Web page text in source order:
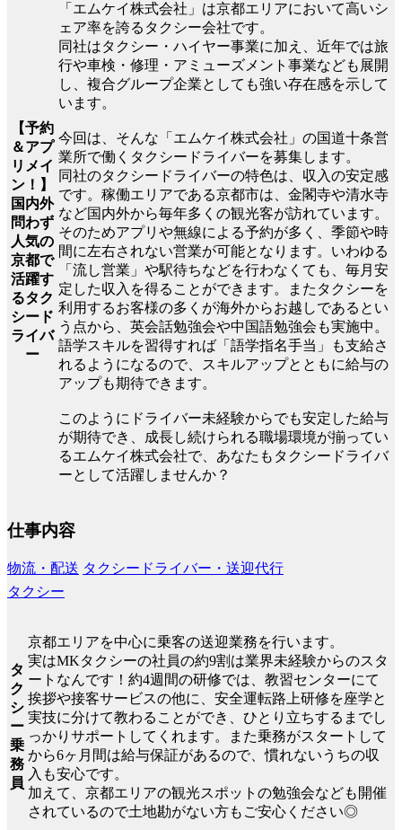
【予約
＆アプ
リメイ
ン！】
国内外
問わず
人気の
京都で
活躍す
るタク
シード
ライバ
ー
「エムケイ株式会社」は京都エリアにおいて高いシ
ェア率を誇るタクシー会社です。
同社はタクシー・ハイヤー事業に加え、近年では旅
行や車検・修理・アミューズメント事業なども展開
し、複合グループ企業としても強い存在感を示して
います。
今回は、そんな「エムケイ株式会社」の国道十条営
業所で働くタクシードライバーを募集します。
同社のタクシードライバーの特色は、収入の安定感
です。稼働エリアである京都市は、金閣寺や清水寺
など国内外から毎年多くの観光客が訪れています。
そのためアプリや無線による予約が多く、季節や時
間に左右されない営業が可能となります。いわゆる
「流し営業」や駅待ちなどを行わなくても、毎月安
定した収入を得ることができます。またタクシーを
利用するお客様の多くが海外からお越しであるとい
う点から、英会話勉強会や中国語勉強会も実施中。
語学スキルを習得すれば「語学指名手当」も支給さ
れるようになるので、スキルアップとともに給与の
アップも期待できます。
このようにドライバー未経験からでも安定した給与
が期待でき、成長し続けられる職場環境が揃ってい
るエムケイ株式会社で、あなたもタクシードライバ
ーとして活躍しませんか？
仕事内容
物流・配送 タクシードライバー・送迎代行
タクシー
タ
ク
シ
ー
乗
務
員
京都エリアを中心に乗客の送迎業務を行います。
実はMKタクシーの社員の約9割は業界未経験からのスタ
ートなんです！約4週間の研修では、教習センターにて
挨拶や接客サービスの他に、安全運転路上研修を座学と
実技に分けて教わることができ、ひとり立ちするまでし
っかりサポートしてくれます。また乗務がスタートして
から6ヶ月間は給与保証があるので、慣れないうちの収
入も安心です。
加えて、京都エリアの観光スポットの勉強会なども開催
されているので土地勘がない方もご安心ください◎